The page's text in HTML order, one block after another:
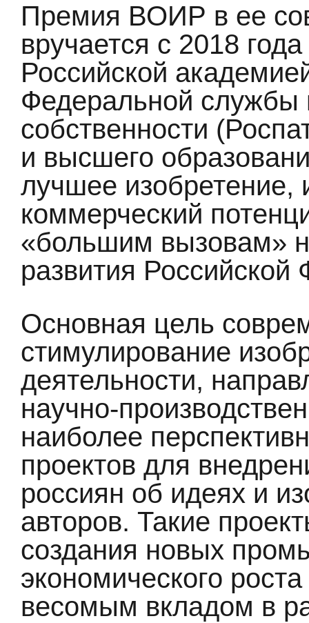
Премия ВОИР в ее
вручается с 2018
Российской
Федеральной службы
собственности
и высшего
лучшее
коммерческий
«большим вызовам»
развития Российской
Основная цель
стимулирование
деятельности,
научно-
наиболее
проектов для
россиян об идеях и
авторов. Такие
создания новых
экономического
весомым вкладом в